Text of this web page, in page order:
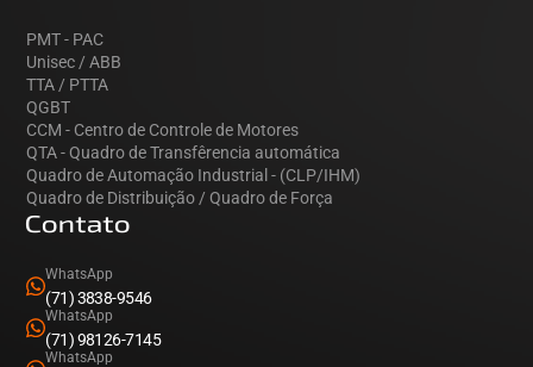
PMT - PAC
Unisec / ABB
TTA / PTTA
QGBT
CCM - Centro de Controle de Motores
QTA - Quadro de Transfêrencia automática
Quadro de Automação Industrial - (CLP/IHM)
Quadro de Distribuição / Quadro de Força
Contato
WhatsApp
(71) 3838-9546
WhatsApp
(71) 98126-7145
WhatsApp